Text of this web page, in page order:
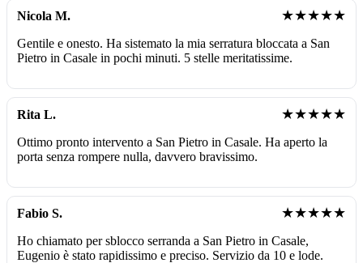
Nicola M. ★★★★★
Gentile e onesto. Ha sistemato la mia serratura bloccata a San
Pietro in Casale in pochi minuti. 5 stelle meritatissime.
Rita L. ★★★★★
Ottimo pronto intervento a San Pietro in Casale. Ha aperto la
porta senza rompere nulla, davvero bravissimo.
Fabio S. ★★★★★
Ho chiamato per sblocco serranda a San Pietro in Casale,
Eugenio è stato rapidissimo e preciso. Servizio da 10 e lode.